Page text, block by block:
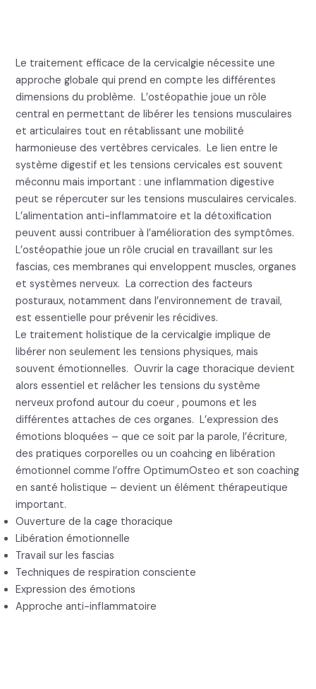
Le traitement efficace de la cervicalgie nécessite une
approche globale qui prend en compte les différentes
dimensions du problème. L’ostéopathie joue un rôle
central en permettant de libérer les tensions musculaires
et articulaires tout en rétablissant une mobilité
harmonieuse des vertèbres cervicales. Le lien entre le
système digestif et les tensions cervicales est souvent
méconnu mais important : une inflammation digestive
peut se répercuter sur les tensions musculaires cervicales.
L’alimentation anti-inflammatoire et la détoxification
peuvent aussi contribuer à l’amélioration des symptômes.
L’ostéopathie joue un rôle crucial en travaillant sur les
fascias, ces membranes qui enveloppent muscles, organes
et systèmes nerveux. La correction des facteurs
posturaux, notamment dans l’environnement de travail,
est essentielle pour prévenir les récidives.
Le traitement holistique de la cervicalgie implique de
libérer non seulement les tensions physiques, mais
souvent émotionnelles. Ouvrir la cage thoracique devient
alors essentiel et relâcher les tensions du système
nerveux profond autour du coeur , poumons et les
différentes attaches de ces organes. L’expression des
émotions bloquées – que ce soit par la parole, l’écriture,
des pratiques corporelles ou un coahcing en libération
émotionnel comme l’offre OptimumOsteo et son coaching
en santé holistique – devient un élément thérapeutique
important.
Ouverture de la cage thoracique
Libération émotionnelle
Travail sur les fascias
Techniques de respiration consciente
Expression des émotions
Approche anti-inflammatoire